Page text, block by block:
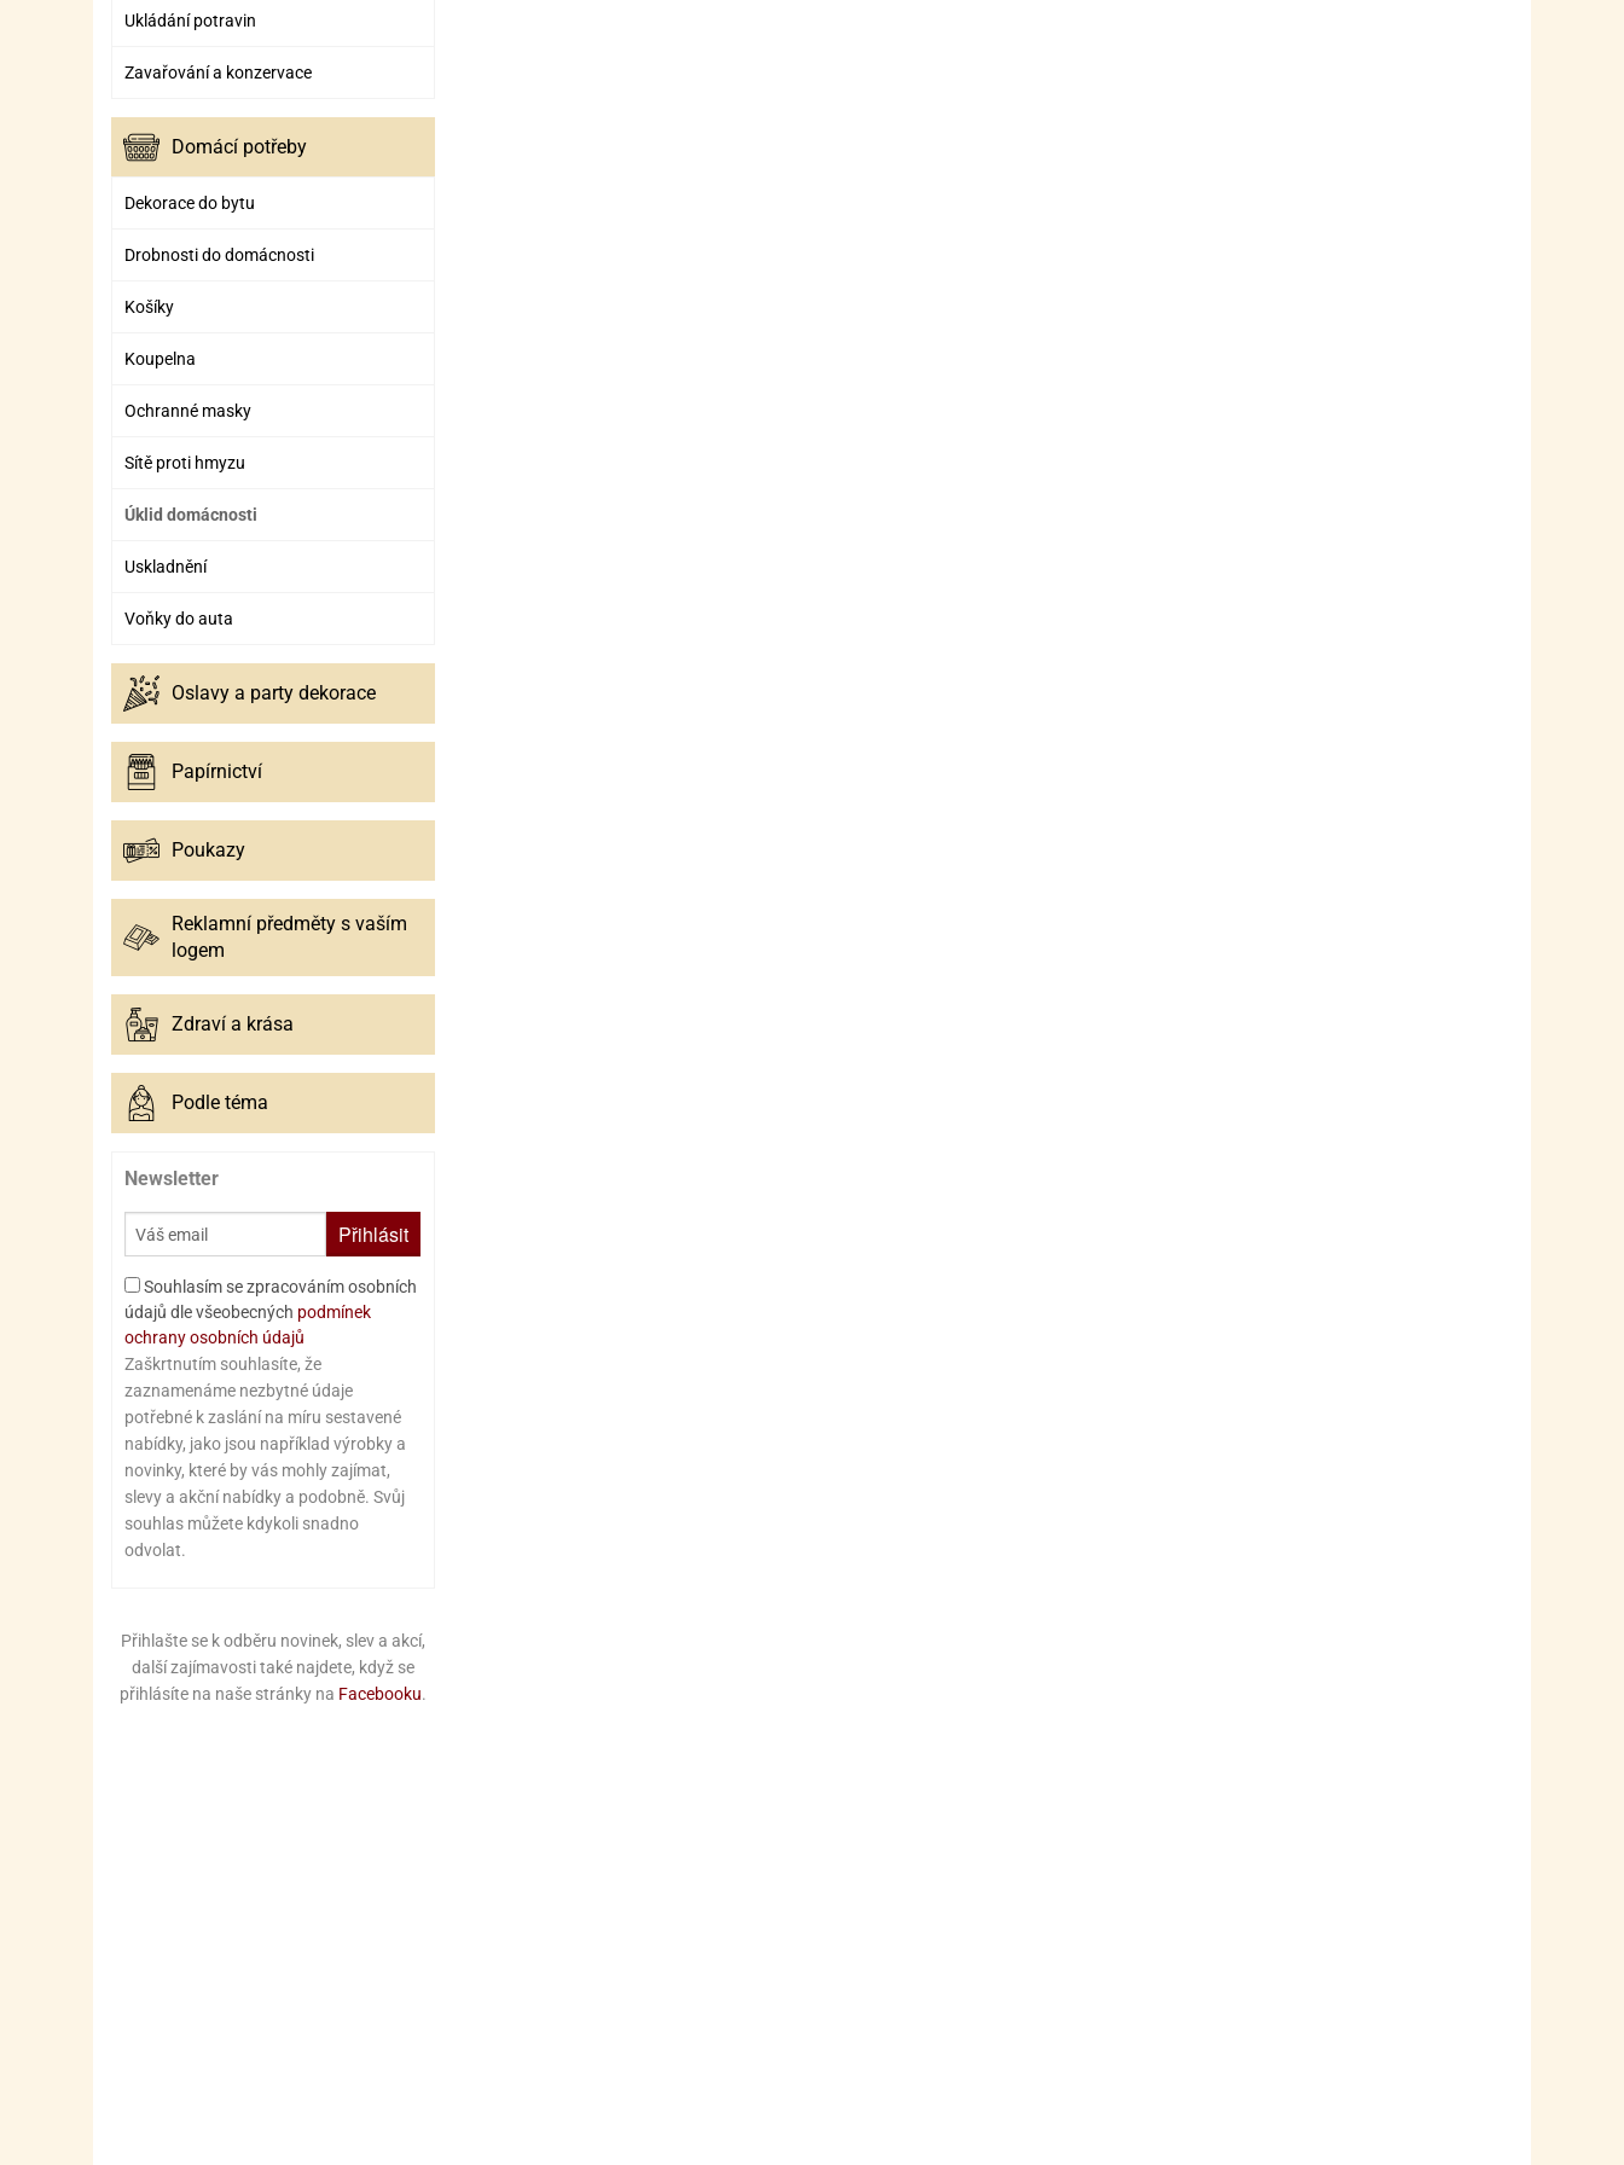
Ukládání potravin
Zavařování a konzervace
Domácí potřeby
Dekorace do bytu
Drobnosti do domácnosti
Košíky
Koupelna
Ochranné masky
Sítě proti hmyzu
Úklid domácnosti
Uskladnění
Voňky do auta
Oslavy a party dekorace
Papírnictví
Poukazy
Reklamní předměty s vaším
logem
Zdraví a krása
Podle téma
Newsletter
Přihlásit
Souhlasím se zpracováním osobních
údajů dle všeobecných podmínek
ochrany osobních údajů
Zaškrtnutím souhlasíte, že
zaznamenáme nezbytné údaje
potřebné k zaslání na míru sestavené
nabídky, jako jsou například výrobky a
novinky, které by vás mohly zajímat,
slevy a akční nabídky a podobně. Svůj
souhlas můžete kdykoli snadno
odvolat.
Přihlašte se k odběru novinek, slev a akcí,
další zajímavosti také najdete, když se
přihlásíte na naše stránky na Facebooku.